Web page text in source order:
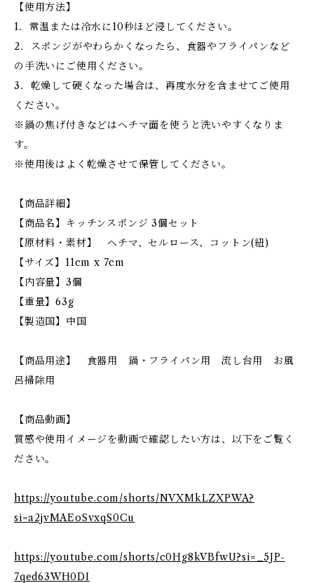
【使用方法】
1．常温または冷水に10秒ほど浸してください。
2．スポンジがやわらかくなったら、食器やフライパンなど
の手洗いにご使用ください。
3．乾燥して硬くなった場合は、再度水分を含ませてご使用
ください。
※鍋の焦げ付きなどはヘチマ面を使うと洗いやすくなりま
す。
※使用後はよく乾燥させて保管してください。
【商品詳細】
【商品名】キッチンスポンジ 3個セット
【原材料・素材】 ヘチマ、セルロース、コットン(紐)
【サイズ】11cm x 7cm
【内容量】3個
【重量】63g
【製造国】中国
【商品用途】 食器用 鍋・フライパン用 流し台用 お風
呂掃除用
【商品動画】
質感や使用イメージを動画で確認したい方は、以下をご覧く
ださい。
https://youtube.com/shorts/NVXMkLZXPWA?
si=a2jvMAEoSvxqS0Cu
https://youtube.com/shorts/c0Hg8kVBfwU?si=_5JP-
7qed63WH0DI